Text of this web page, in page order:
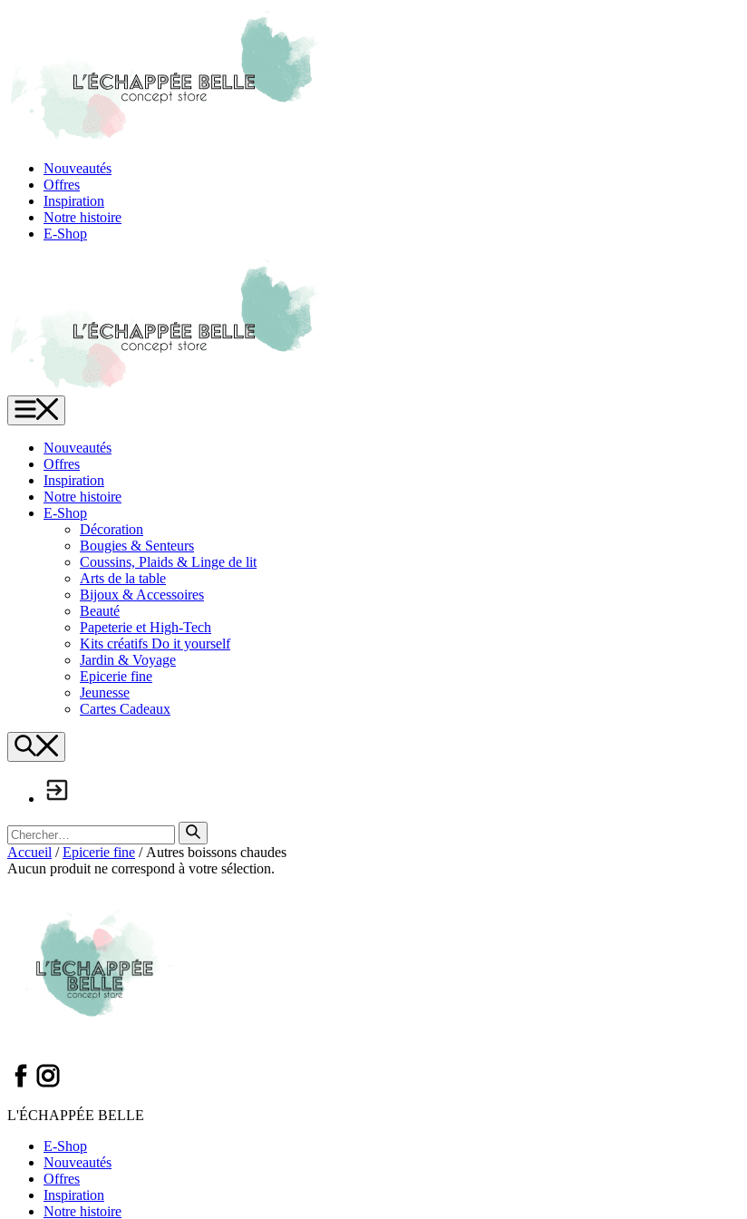
Nouveautés
Offres
Inspiration
Notre histoire
E-Shop
L'Échappée Belle
Menu
Nouveautés
Offres
Inspiration
Notre histoire
E-Shop
Décoration
Bougies & Senteurs
Coussins, Plaids & Linge de lit
Arts de la table
Bijoux & Accessoires
Beauté
Papeterie et High-Tech
Kits créatifs Do it yourself
Jardin & Voyage
Epicerie fine
Jeunesse
Cartes Cadeaux
Search
Search
for
Accueil /Epicerie fine / Autres boissons chaudes
Aucun produit ne correspond à votre sélection.
L'ÉCHAPPÉE BELLE
E-Shop
Nouveautés
Offres
Inspiration
Notre histoire